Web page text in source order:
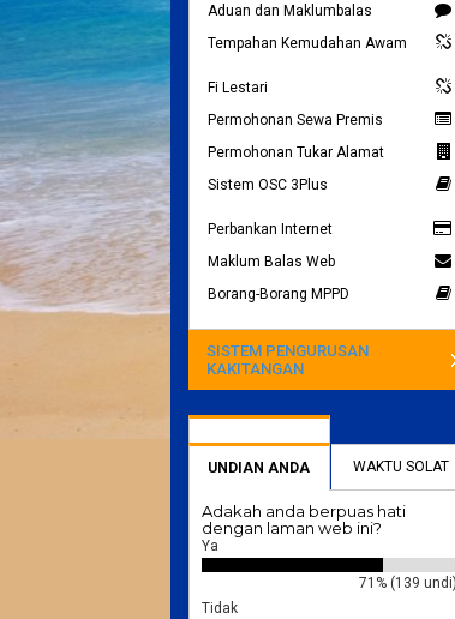
Aduan dan Maklumbalas
Tempahan Kemudahan Awam
Fi Lestari
Permohonan Sewa Premis
Permohonan Tukar Alamat
Sistem OSC 3Plus
Perbankan Internet
Maklum Balas Web
Borang-Borang MPPD
SISTEM PENGURUSAN
KAKITANGAN
UNDIAN ANDA WAKTU SOLAT
Adakah anda berpuas hati
dengan laman web ini?
Ya
71% (139 undi)
Tidak